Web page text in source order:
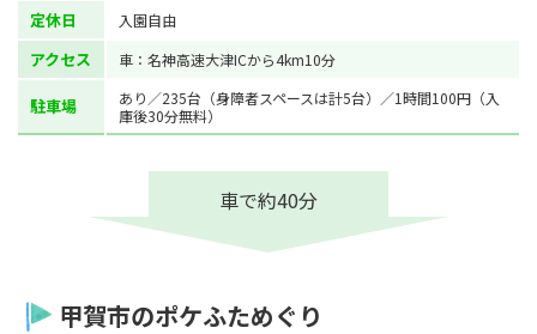
定休日 入園自由
アクセス 車：名神高速大津ICから4km10分
駐車場
あり／235台（身障者スペースは計5台）／1時間100円（入
庫後30分無料）
車で約40分
甲賀市のポケふためぐり